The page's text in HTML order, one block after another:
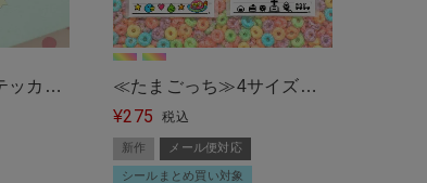
カー/
＞
≪たまごっち≫4サイズス
テッカー/シール/ドット＜
メール便対応＞
¥275 税込
新作 メール便対応
シールまとめ買い対象